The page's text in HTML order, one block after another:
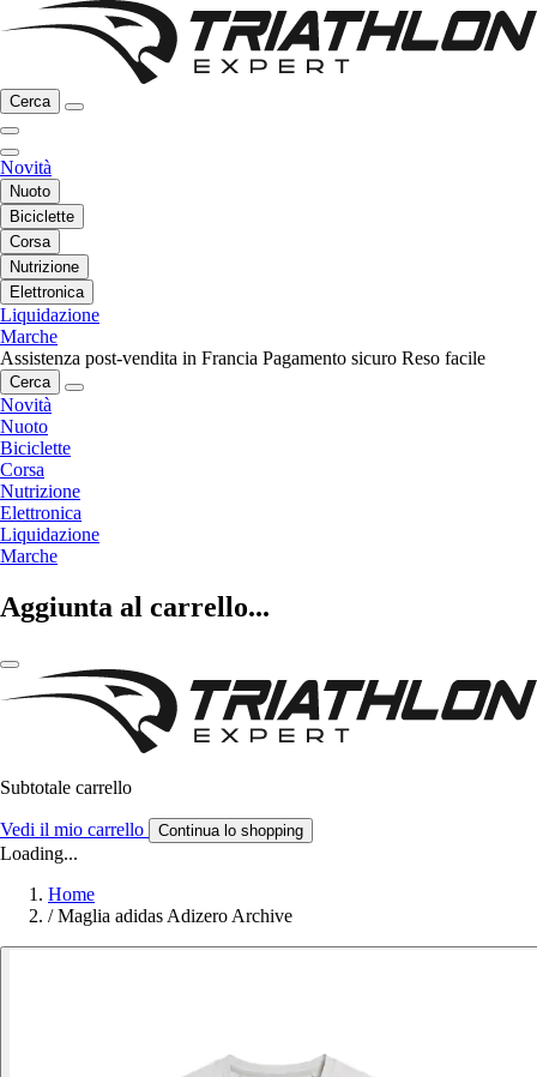
Cerca
Novità
Nuoto
Biciclette
Corsa
Nutrizione
Elettronica
Liquidazione
Marche
Assistenza post-vendita in Francia Pagamento sicuro Reso facile
Cerca
Novità
Nuoto
Biciclette
Corsa
Nutrizione
Elettronica
Liquidazione
Marche
Aggiunta al carrello...
Subtotale carrello
Vedi il mio carrello Continua lo shopping
Loading...
Home
/ Maglia adidas Adizero Archive